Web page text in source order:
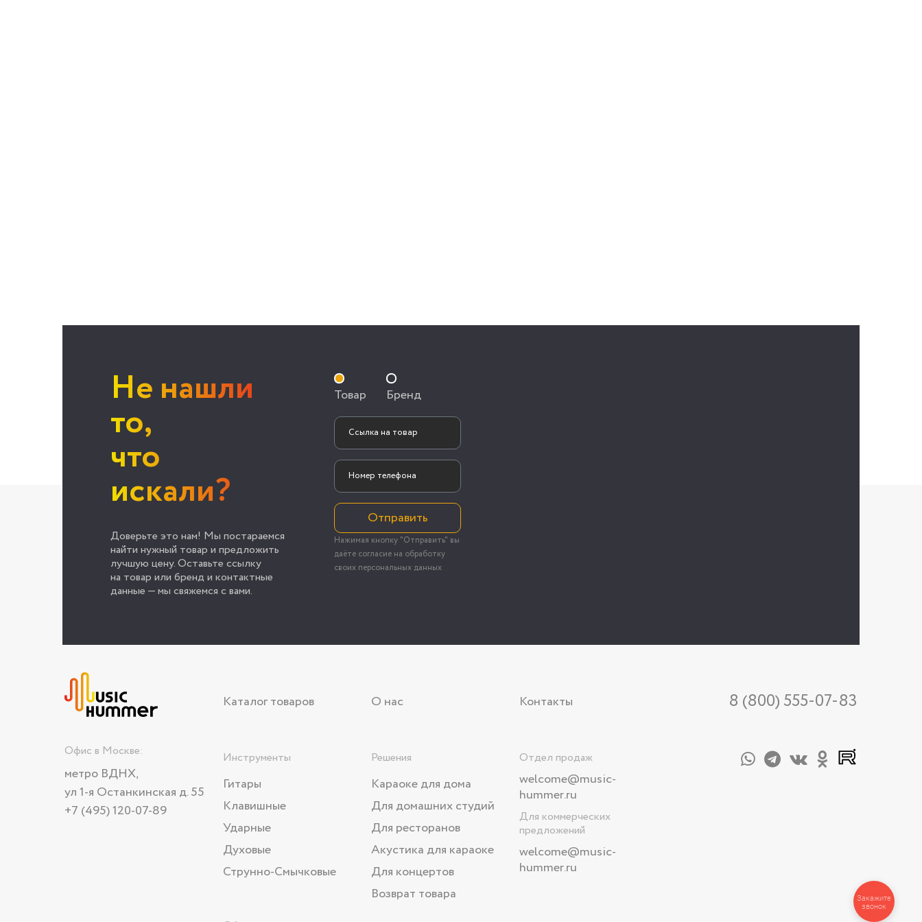
Не нашли
то,
что
искали?
Доверьте это нам! Мы постараемся
найти нужный товар и предложить
лучшую цену. Оставьте ссылку
на товар или бренд и контактные
данные — мы свяжемся с вами.
Товар Бренд
Отправить
Нажимая кнопку "Отправить" вы
даёте согласие на обработку
своих персональных данных
Каталог товаров О нас Контакты 8 (800) 555-07-83
Инструменты
Гитары
Клавишные
Ударные
Духовые
Струнно-Смычковые
Решения
Караоке для дома
Для домашних студий
Для ресторанов
Акустика для караоке
Для концертов
Возврат товара
Отдел продаж
welcome@music-
hummer.ru
Для коммерческих
предложений
welcome@music-
hummer.ru
Офис в Москве:
метро ВДНХ,
ул 1-я Останкинская д. 55
+7 (495) 120-07-89
Закажите
звонок